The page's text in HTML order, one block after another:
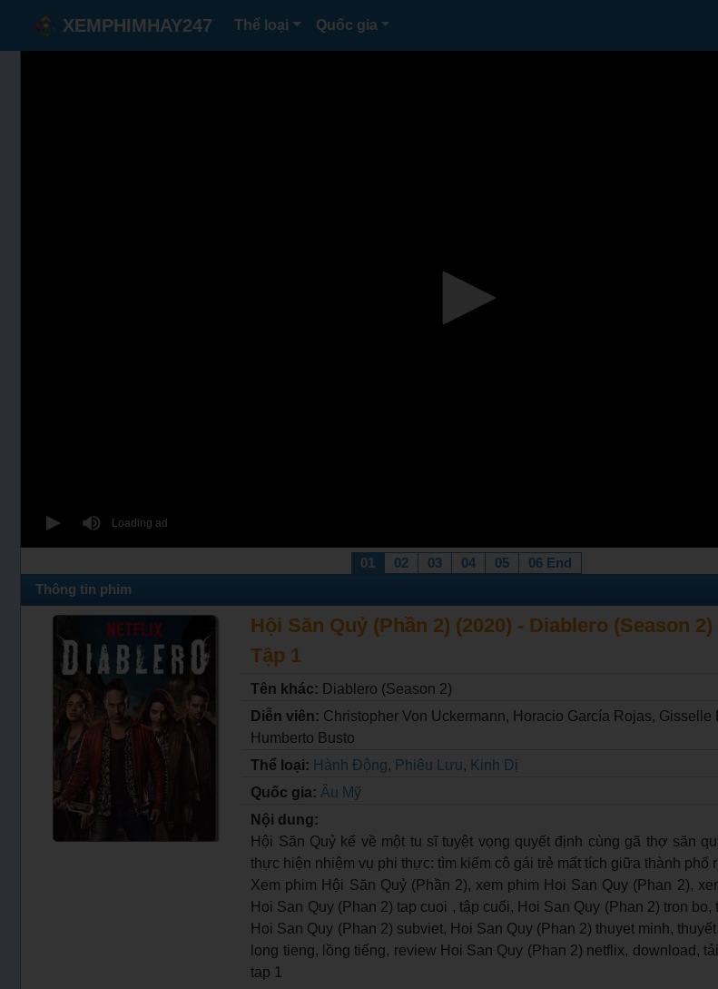
XEMPHIMHAY247 Thể loại Quốc gia
01 02 03 04 05
06 End
Thông tin phim
Hội Săn Quỷ (Phần 2) (2020) - Diablero (Season
Tập 1
Tên khác: Diablero (Season 2)
Diễn viên: Christopher Von Uckermann, Horacio García Rojas, Gisselle
Humberto Busto
Thể loại: Hành Động, Phiêu Lưu, Kinh Dị
Quốc gia: Âu Mỹ
Nội dung:
Hội Săn Quỷ kể về một tu sĩ tuyệt vọng quyết định cùng gã thợ săn
thực hiện nhiệm vụ phi thực: tìm kiếm cô gái trẻ mất tích giữa thành phố
Xem phim Hội Săn Quỷ (Phần 2), xem phim Hoi San Quy (Phan 2),
Hoi San Quy (Phan 2) tap cuoi , tập cuối, Hoi San Quy (Phan 2) tron
Hoi San Quy (Phan 2) subviet, Hoi San Quy (Phan 2) thuyet minh,
long tieng, lồng tiếng, review Hoi San Quy (Phan 2) netflix, download,
tap 1